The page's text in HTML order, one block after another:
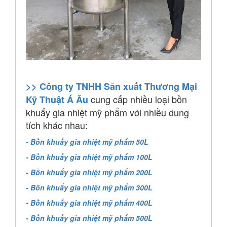
>> Công ty TNHH Sản xuất Thương Mại
Kỹ Thuật Á Âu cung cấp nhiều loại bồn
khuấy gia nhiệt mỹ phẩm với nhiều dung
tích khác nhau:
- Bồn khuấy gia nhiệt mỹ phẩm 50L
- Bồn khuấy gia nhiệt mỹ phẩm 100L
- Bồn khuấy gia nhiệt mỹ phẩm 200L
- Bồn khuấy gia nhiệt mỹ phẩm 300L
- Bồn khuấy gia nhiệt mỹ phẩm 400L
- Bồn khuấy gia nhiệt mỹ phẩm 500L